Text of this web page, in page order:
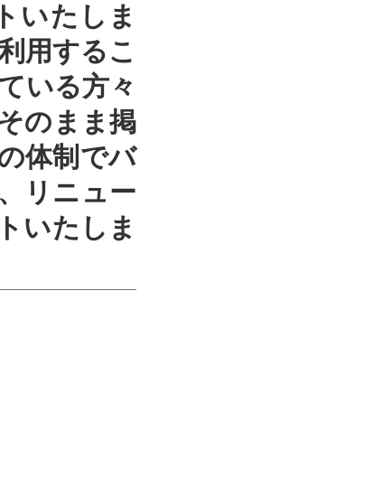
いたしま
用するこ
いる方々
のまま掲
体制でバ
リニュー
いたしま